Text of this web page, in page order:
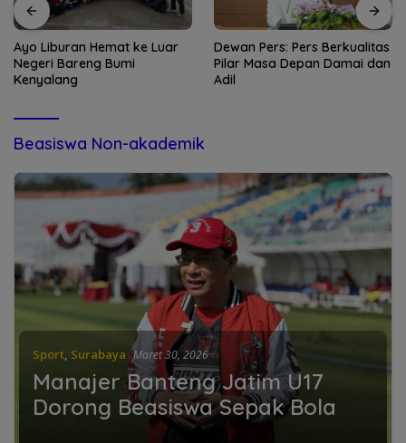
Dewan Pers: Pers Berkualitas
Pilar Masa Depan Damai dan
Adil
Alhamdulillah Kahfi deRossi
Tiba di Tanah Air Jumat
Dinihari WIB
Beasiswa Non-akademik
Sport Surabaya Maret 30, 2026
Manajer Banteng Jatim U17
Dorong Beasiswa Sepak Bola